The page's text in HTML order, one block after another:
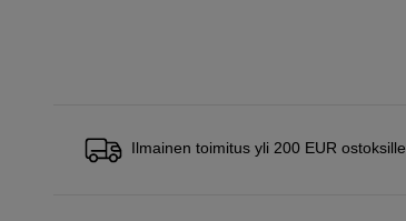
Ilmainen toimitus yli 200 EUR ostoksille